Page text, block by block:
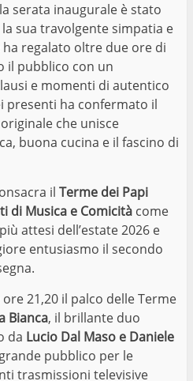
serata inaugurale è stato
sua travolgente simpatia e
regalato oltre due ore di
il pubblico con un
e momenti di autentico
presenti ha confermato il
che unisce
buona cucina e il fascino di
il Terme dei Papi
di Musica e Comicità come
attesi dell’estate 2026 e
entusiasmo il secondo
ore 21,20 il palco delle Terme
Bianca, il brillante duo
da Lucio Dal Maso e Daniele
pubblico per le
trasmissioni televisive